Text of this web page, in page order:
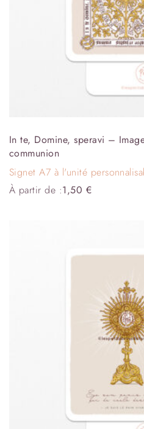
In te, Domine, speravi –
communion
Signet A7 à l'unité
À partir de :1,50 €